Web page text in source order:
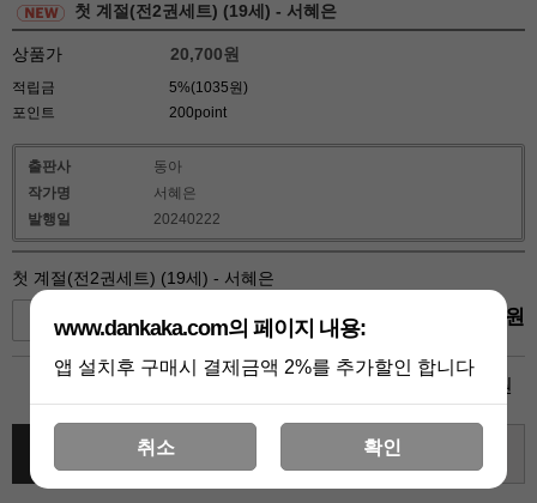
첫 계절(전2권세트) (19세) - 서혜은
상품가 20,700원
적립금
5%(1035원)
포인트
200point
출판사
동아
작가명
서혜은
발행일
20240222
첫 계절(전2권세트) (19세) - 서혜은
+1 -1 원
20,700 원
바로 구매하기
www.dankaka.com의 페이지 내용:
앱 설치후 구매시 결제금액 2%를 추가할인 합니다
취소 확인